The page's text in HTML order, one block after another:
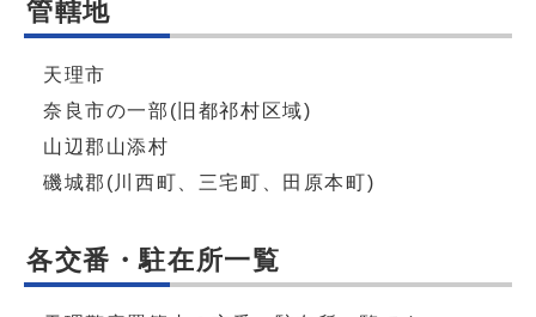
管轄地
天理市
奈良市の一部(旧都祁村区域)
山辺郡山添村
磯城郡(川西町、三宅町、田原本町)
各交番・駐在所一覧